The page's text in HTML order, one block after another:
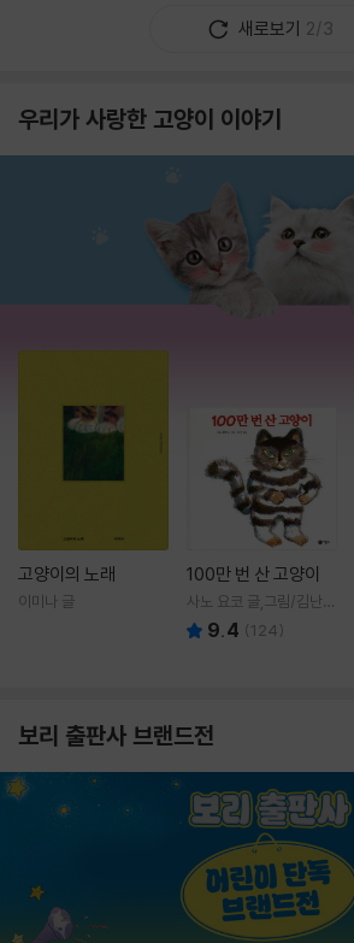
새로보기 2/3
우리가 사랑한 고양이 이야기
고양이의 노래
이미나 글
100만 번 산 고양이
사노 요코 글,그림/김난주
역 9.4 (124)
보리 출판사 브랜드전